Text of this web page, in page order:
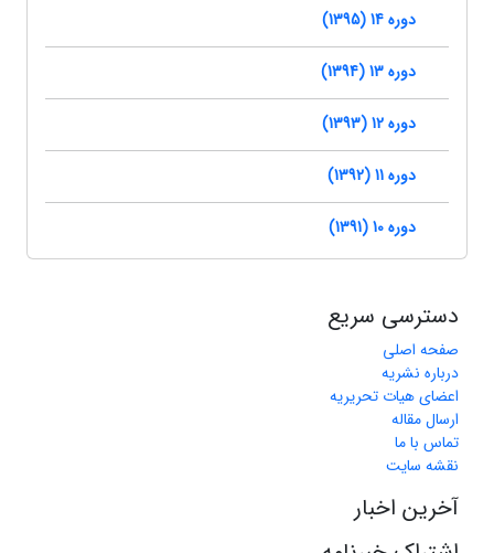
دوره 14 (1395)
دوره 13 (1394)
دوره 12 (1393)
دوره 11 (1392)
دوره 10 (1391)
دسترسی سریع
صفحه اصلی
درباره نشریه
اعضای هیات تحریریه
ارسال مقاله
تماس با ما
نقشه سایت
آخرین اخبار